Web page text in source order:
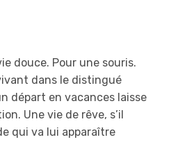
douce. Pour une souris.
dans le distingué
départ en vacances laisse
Une vie de rêve, s’il
qui va lui apparaître